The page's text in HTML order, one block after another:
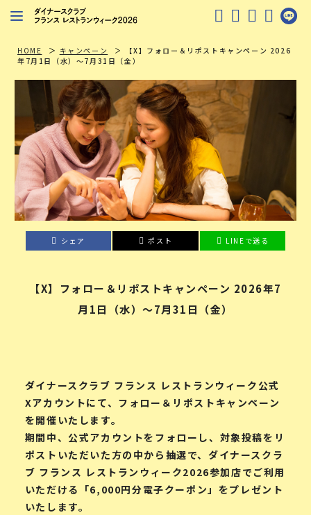
レストランを探す
注目シェフ
特別イベント
ニュース
店舗/プレス向け
ダイナースクラブ会員限定特典
HOME キャンペーン
【X】フォロー＆リポストキャンペーン 2026
年7月1日（水）～7月31日（金）
【X】フォロー＆リポストキャンペーン 2026年7
月1日（水）～7月31日（金）
シェア ポスト LINEで送る
ダイナースクラブ フランス レストランウィーク公式
Xアカウントにて、フォロー＆リポストキャンペーン
を開催いたします。
期間中、公式アカウントをフォローし、対象投稿をリ
ポストいただいた方の中から抽選で、ダイナースクラ
ブ フランス レストランウィーク2026参加店でご利用
いただける「6,000円分電子クーポン」をプレゼント
いたします。